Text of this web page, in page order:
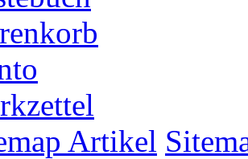
Artikel